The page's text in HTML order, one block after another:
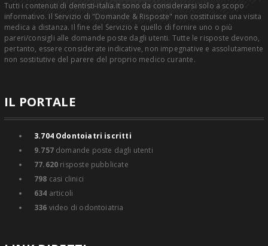
Tutti i contenuti di dentisti-italia.it sono da considerarsi solo a scopo
informativo. Il Servizio di "Domande & Risposte" non costituisce una visita
medica a distanza. Il fine del Servizio è quello di fornire uno o più
pareri/consigli alle domande poste dagli utenti. Tutte le risposte devono,
pertanto, essere considerate indicative, non impegnative e assolutamente
non sostitutive del parere del proprio medico curante.
IL PORTALE
3.704Odontoiatri iscritti
9.757domande poste dagli utenti
77.620 risposte pubblicate
798 casi clinici
634 articoli
336 video di odontoiatria